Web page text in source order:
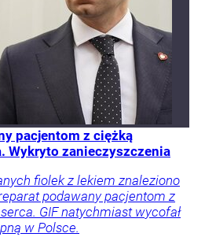
pacjentom z ciężką
Wykryto zanieczyszczenia
fiolek z lekiem znaleziono
podawany pacjentom z
GIF natychmiast wycofał
w Polsce.